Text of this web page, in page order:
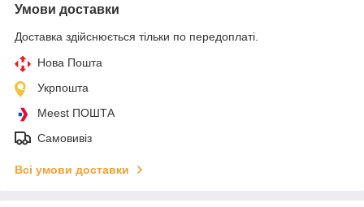
Умови доставки
Доставка здійснюється тільки по передоплаті.
Нова Пошта
Укрпошта
Meest ПОШТА
Самовивіз
Всі умови доставки